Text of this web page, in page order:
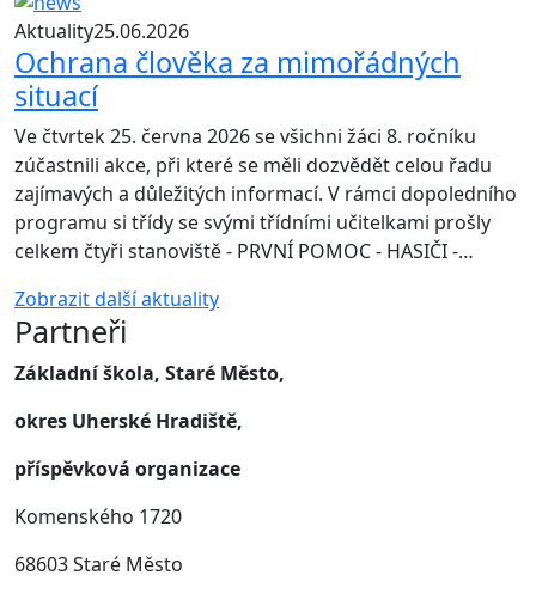
Aktuality25.06.2026
Ochrana člověka za mimořádných
situací
Ve čtvrtek 25. června 2026 se všichni žáci 8. ročníku
zúčastnili akce, při které se měli dozvědět celou řadu
zajímavých a důležitých informací. V rámci dopoledního
programu si třídy se svými třídními učitelkami prošly
celkem čtyři stanoviště - PRVNÍ POMOC - HASIČI -…
Zobrazit další aktuality
Partneři
Základní škola, Staré Město,
okres Uherské Hradiště,
příspěvková organizace
Komenského 1720
68603 Staré Město